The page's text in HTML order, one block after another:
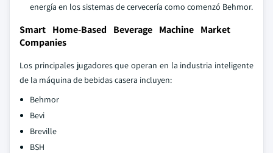
energía en los sistemas de cervecería como comenzó Behmor.
Smart Home-Based Beverage Machine Market
Companies
Los principales jugadores que operan en la industria inteligente
de la máquina de bebidas casera incluyen:
Behmor
Bevi
Breville
BSH